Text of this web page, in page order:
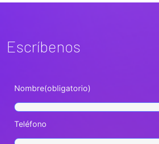
Escríbenos
Nombre(obligatorio)
Teléfono